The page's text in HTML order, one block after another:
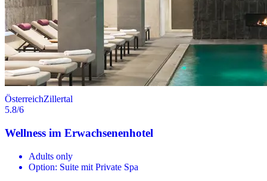
ÖsterreichZillertal
5.8/6
Wellness im Erwachsenenhotel
Adults only
Option: Suite mit Private Spa